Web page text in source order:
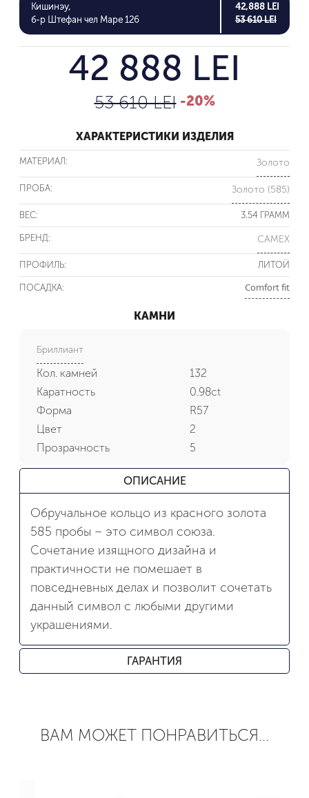
Кишинэу,
б-р Штефан чел Маре 126
42,888 LEI
53 610 LEI
42 888 LEI
53 610 LEI -20%
ХАРАКТЕРИСТИКИ ИЗДЕЛИЯ
МАТЕРИАЛ: Золото
ПРОБА: Золото (585)
ВЕС: 3.54 ГРАММ
БРЕНД: CAMEX
ПРОФИЛЬ: ЛИТОЙ
ПОСАДКА: Comfort fit
КАМНИ
Бриллиант
Кол. камней
132
Каратность
0.98ct
Форма
R57
Цвет
2
Прозрачность
5
ОПИСАНИЕ
Обручальное кольцо из красного золота
585 пробы – это символ союза.
Сочетание изящного дизайна и
практичности не помешает в
повседневных делах и позволит сочетать
данный символ с любыми другими
украшениями.
ГАРАНТИЯ
ВАМ МОЖЕТ ПОНРАВИТЬСЯ...